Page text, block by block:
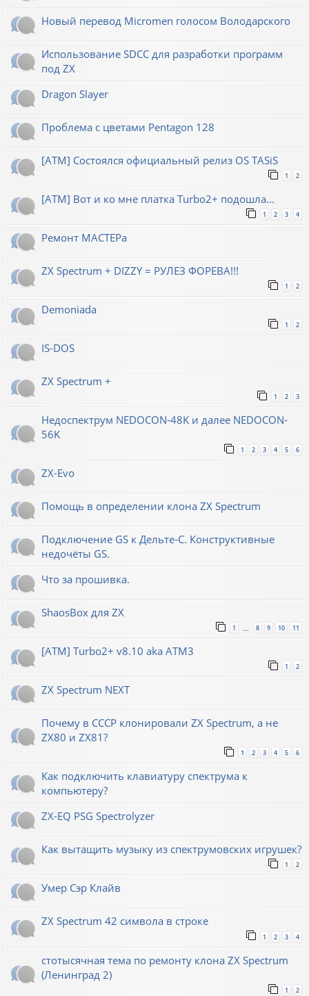
Новый перевод Micromen голосом Володарского
Использование SDCC для разработки программ
под ZX
Dragon Slayer
Проблема с цветами Pentagon 128
[ATM] Состоялся официальный релиз OS TASiS
1 2
[ATM] Вот и ко мне платка Turbo2+ подошла...
1 2 3 4
Ремонт МАСТЕРа
ZX Spectrum + DIZZY = РУЛЕЗ ФОРЕВА!!!
1 2
Demoniada
1 2
IS-DOS
ZX Spectrum +
1 2 3
Недоспектрум NEDOCON-48K и далее NEDOCON-
56K
1 2 3 4 5 6
ZX-Evo
Помощь в определении клона ZX Spectrum
Подключение GS к Дельте-С. Конструктивные
недочёты GS.
Что за прошивка.
ShaosBox для ZX
1 … 8 9 10 11
[ATM] Turbo2+ v8.10 aka ATM3
1 2
ZX Spectrum NEXT
Почему в СССР клонировали ZX Spectrum, а не
ZX80 и ZX81?
1 2 3 4 5 6
Как подключить клавиатуру спектрума к
компьютеру?
ZX-EQ PSG Spectrolyzer
Как вытащить музыку из спектрумовских игрушек?
1 2
Умер Сэр Клайв
ZX Spectrum 42 символа в строке
1 2 3 4
стотысячная тема по ремонту клона ZX Spectrum
(Ленинград 2)
1 2